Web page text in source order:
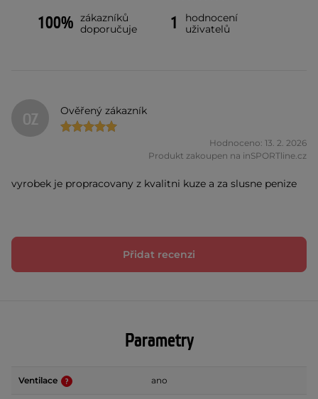
100% zákazníků
doporučuje
1
hodnocení
uživatelů
OZ Ověřený zákazník
Hodnoceno: 13. 2. 2026
Produkt zakoupen na inSPORTline.cz
vyrobek je propracovany z kvalitni kuze a za slusne penize
Přidat recenzi
Parametry
Ventilace ano